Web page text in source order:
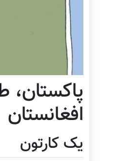
پاکستان،
افغانستان
یک کارتون